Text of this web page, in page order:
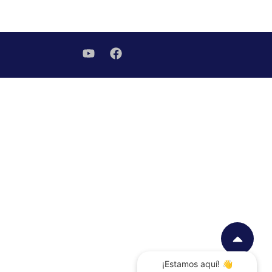
¡Estamos aquí! 👋